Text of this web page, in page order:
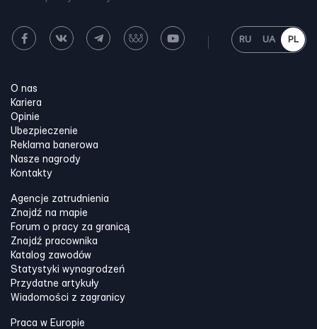
RU UA PL
O nas
Kariera
Opinie
Ubezpieczenie
Reklama banerowa
Nasze nagrody
Kontakty
Agencje zatrudnienia
Znajdź na mapie
Forum o pracy za granicą
Znajdź pracownika
Katalog zawodów
Statystyki wynagrodzeń
Przydatne artykuły
Wiadomości z zagranicy
Praca w Europie